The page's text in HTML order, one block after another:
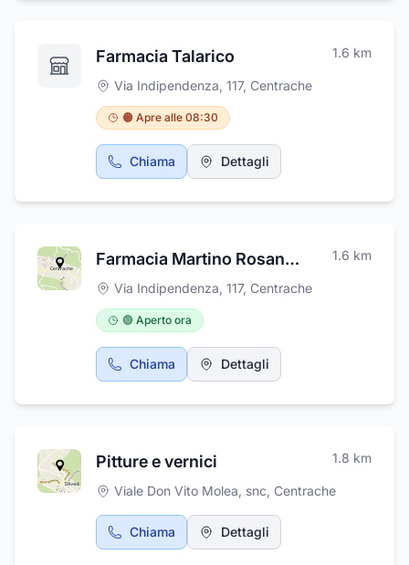
Farmacia Talarico 1.6 km
Via Indipendenza, 117, Centrache
🟠 Apre alle 08:30
Chiama Dettagli
Farmacia Martino Rosanna 1.6 km
Via Indipendenza, 117, Centrache
🟢 Aperto ora
Chiama Dettagli
Pitture e vernici 1.8 km
Viale Don Vito Molea, snc, Centrache
Chiama Dettagli